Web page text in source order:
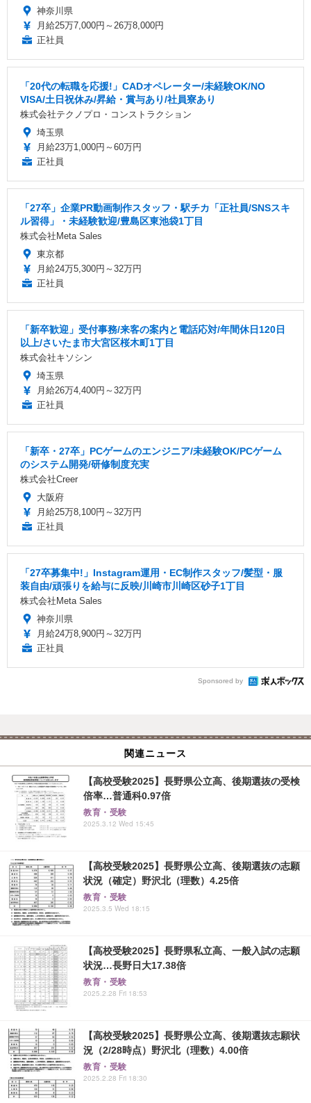
神奈川県
月給25万7,000円～26万8,000円
正社員
「20代の転職を応援!」CADオペレーター/未経験OK/NO
VISA/土日祝休み/昇給・賞与あり/社員寮あり
株式会社テクノプロ・コンストラクション
埼玉県
月給23万1,000円～60万円
正社員
「27卒」企業PR動画制作スタッフ・駅チカ「正社員/SNSスキ
ル習得」・未経験歓迎/豊島区東池袋1丁目
株式会社Meta Sales
東京都
月給24万5,300円～32万円
正社員
「新卒歓迎」受付事務/来客の案内と電話応対/年間休日120日
以上/さいたま市大宮区桜木町1丁目
株式会社キソシン
埼玉県
月給26万4,400円～32万円
正社員
「新卒・27卒」PCゲームのエンジニア/未経験OK/PCゲーム
のシステム開発/研修制度充実
株式会社Creer
大阪府
月給25万8,100円～32万円
正社員
「27卒募集中!」Instagram運用・EC制作スタッフ/髪型・服
装自由/頑張りを給与に反映/川崎市川崎区砂子1丁目
株式会社Meta Sales
神奈川県
月給24万8,900円～32万円
正社員
Sponsored by
関連ニュース
【高校受験2025】長野県公立高、後期選抜の受検
倍率…普通科0.97倍
教育・受験
2025.3.12 Wed 15:45
【高校受験2025】長野県公立高、後期選抜の志願
状況（確定）野沢北（理数）4.25倍
教育・受験
2025.3.5 Wed 18:15
【高校受験2025】長野県私立高、一般入試の志願
状況…長野日大17.38倍
教育・受験
2025.2.28 Fri 18:53
【高校受験2025】長野県公立高、後期選抜志願状
況（2/28時点）野沢北（理数）4.00倍
教育・受験
2025.2.28 Fri 18:30